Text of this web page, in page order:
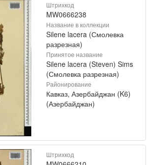
Штрихкод
MW0666238
Название в коллекции
Silene lacera (Смолевка
разрезная)
Принятое название
Silene lacera (Steven) Sims
(Смолевка разрезная)
Районирование
Кавказ, Азербайджан (K6)
(Азербайджан)
Штрихкод